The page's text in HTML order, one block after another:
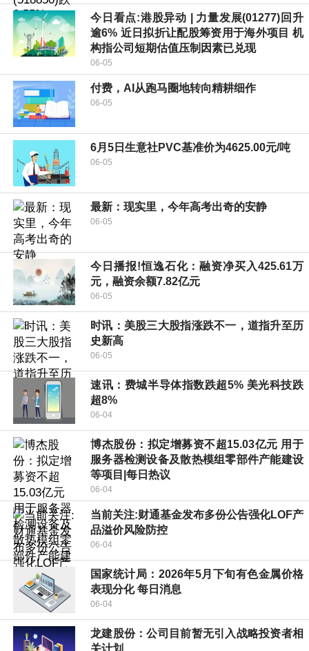
今日看点:港股异动 | 力量发展(01277)回升
逾6% 近日拟折让配股筹资用于海外项目 机
构指公司短期估值压制因素已兑现
06-05
付费，AI从跑马圈地转向精耕细作
06-05
6月5日生意社PVC基准价为4625.00元/吨
06-05
最新：现实里，今年高考出奇的安静
06-05
今日播报!恒逸石化：融资净买入425.61万
元，融资余额7.82亿元
06-05
时讯：美股三大股指涨跌不一，道指升至历
史新高
06-05
速讯：费城半导体指数跌超5% 美光科技跌
超8%
06-04
博杰股份：拟定增募资不超15.03亿元 用于
服务器检测设备及散热模组零部件产能建设
等项目|每日热议
06-04
当前关注:财通基金发布多份公告强化LOF产
品溢价风险防控
06-04
国家统计局：2026年5月下旬有色金属价格
表现分化 每日消息
06-04
龙建股份：公司目前暂无引入战略投资者相